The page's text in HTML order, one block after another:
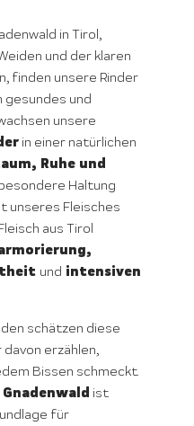
in Tirol,
und der klaren
finden unsere Rinder
gesundes und
unsere
in einer natürlichen
Ruhe und
Haltung
unseres Fleisches
aus Tirol
und intensiven
schätzen diese
erzählen,
Bissen schmeckt.
ist
für